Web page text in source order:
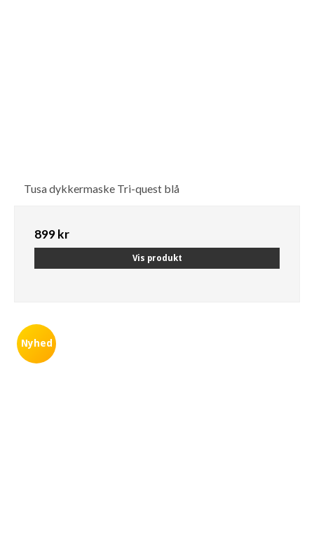
Tusa dykkermaske Tri-quest blå
899 kr
Vis produkt
Nyhed